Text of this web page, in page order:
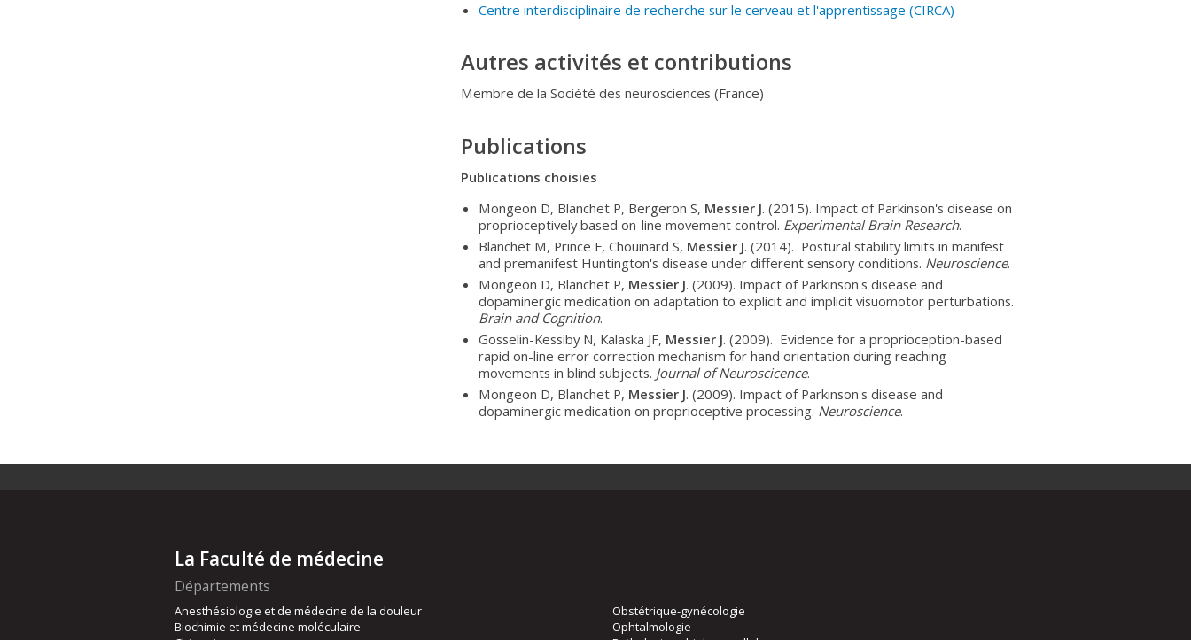
Centre interdisciplinaire de recherche sur le cerveau et l'apprentissage (CIRCA)
Autres activités et contributions
Membre de la Société des neurosciences (France)
Publications
Publications choisies
Mongeon D, Blanchet P, Bergeron S, Messier J. (2015). Impact of Parkinson's disease on
proprioceptively based on-line movement control. Experimental Brain Research.
Blanchet M, Prince F, Chouinard S, Messier J. (2014). Postural stability limits in manifest
and premanifest Huntington's disease under different sensory conditions. Neuroscience.
Mongeon D, Blanchet P, Messier J. (2009). Impact of Parkinson's disease and
dopaminergic medication on adaptation to explicit and implicit visuomotor perturbations.
Brain and Cognition.
Gosselin-Kessiby N, Kalaska JF, Messier J. (2009). Evidence for a proprioception-based
rapid on-line error correction mechanism for hand orientation during reaching
movements in blind subjects. Journal of Neuroscicence.
Mongeon D, Blanchet P, Messier J. (2009). Impact of Parkinson's disease and
dopaminergic medication on proprioceptive processing. Neuroscience.
La Faculté de médecine
Départements
Anesthésiologie et de médecine de la douleur
Biochimie et médecine moléculaire
Obstétrique-gynécologie
Ophtalmologie